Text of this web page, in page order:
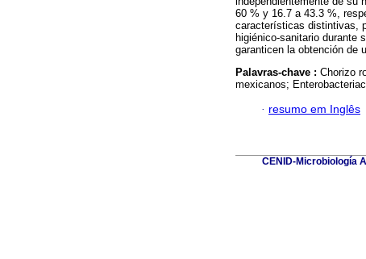
60 % y 16.7 a 43.3 %,
características distintivas,
higiénico-sanitario durante
garanticen la obtención de
Palavras-chave : Chorizo
mexicanos;
· resumo em Inglês
CENID-Microbiología